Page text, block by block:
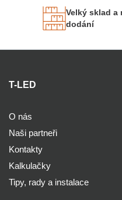
Velký sklad a
dodání
T-LED
O nás
Naši partneři
Kontakty
Kalkulačky
Tipy, rady a instalace